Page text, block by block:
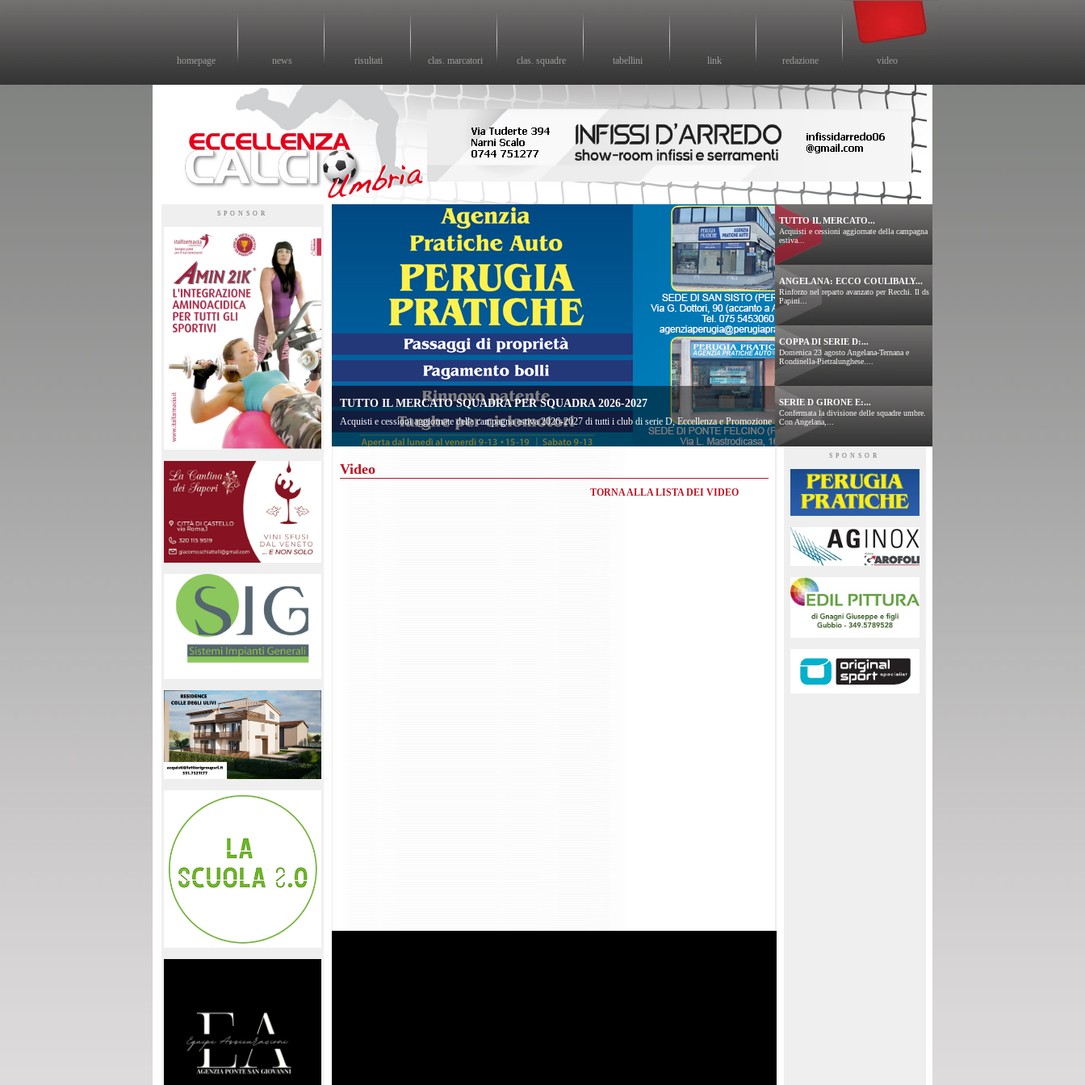
homepage news risultati clas. marcatori clas. squadre tabellini link redazione video
SPONSOR
TUTTO IL MERCATO SQUADRA PER SQUADRA 2026-2027
Acquisti e cessioni aggiornate della campagna estiva 2026-2027 di tutti i club di serie D, Eccellenza e Promozione
TUTTO IL MERCATO...
Acquisti e cessioni aggiornate della campagna
estiva...
ANGELANA: ECCO COULIBALY...
Rinforzo nel reparto avanzato per Recchi. Il ds
Papini...
COPPA DI SERIE D:...
Domenica 23 agosto Angelana-Ternana e
Rondinella-Pietralunghese....
SERIE D GIRONE E:...
Confermata la divisione delle squadre umbre.
Con Angelana,...
Video
TORNA ALLA LISTA DEI VIDEO
SPONSOR